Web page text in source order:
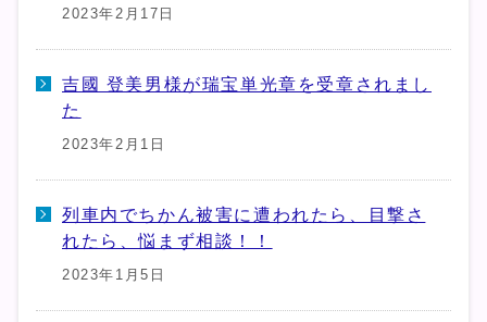
2023年2月17日
吉國 登美男様が瑞宝単光章を受章されまし
た
2023年2月1日
列車内でちかん被害に遭われたら、目撃さ
れたら、悩まず相談！！
2023年1月5日